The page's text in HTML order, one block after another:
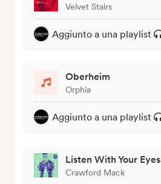
Velvet Stairs
Aggiunto a una playlist
Oberheim
Orphia
Aggiunto a una playlist
Listen With Your Eyes
Crawford Mack